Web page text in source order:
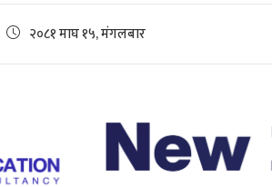
२०८१ माघ १५, मंगलबार